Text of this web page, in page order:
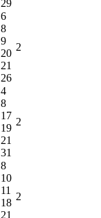
29
6
8
9
20
21
26
2
4
8
17
19
21
31
2
8
10
11
18
21
2